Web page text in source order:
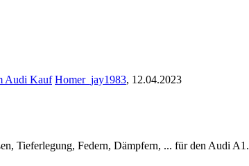
Audi Kauf Homer_jay1983, 12.04.2023
Tieferlegung, Federn, Dämpfern, ... für den Audi A1.